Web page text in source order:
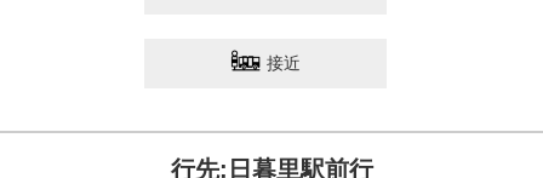
接近
行先:日暮里駅前行